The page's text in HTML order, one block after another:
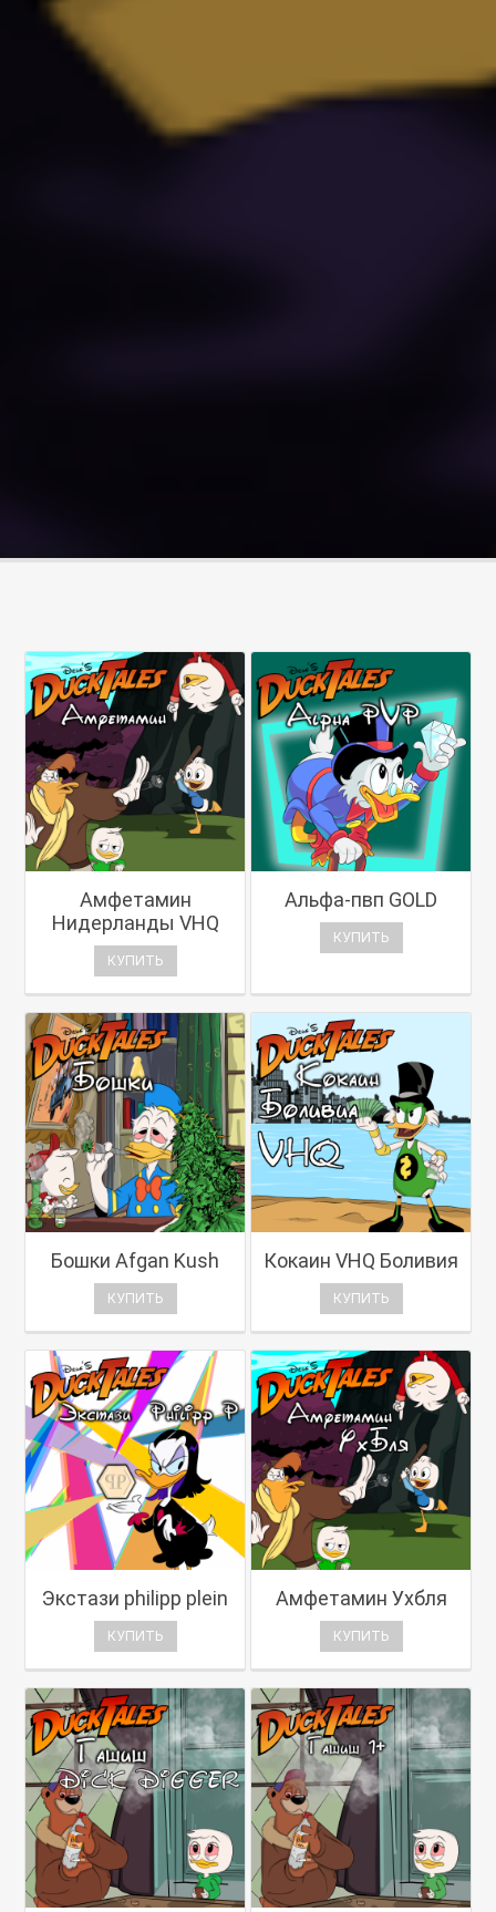
Амфетамин
Нидерланды VHQ
КУПИТЬ
Альфа-пвп GOLD
КУПИТЬ
Бошки Afgan Kush
КУПИТЬ
Кокаин VHQ Боливия
КУПИТЬ
Экстази philipp plein
КУПИТЬ
Амфетамин Ухбля
КУПИТЬ